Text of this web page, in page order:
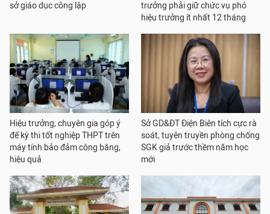
sở giáo dục công lập
trưởng phải giữ chức vụ phó
hiệu trưởng ít nhất 12 tháng
Hiệu trưởng, chuyên gia góp ý
để kỳ thi tốt nghiệp THPT trên
máy tính bảo đảm công bằng,
hiệu quả
Sở GD&ĐT Điện Biên tích cực rà
soát, tuyên truyền phòng chống
SGK giả trước thềm năm học
mới